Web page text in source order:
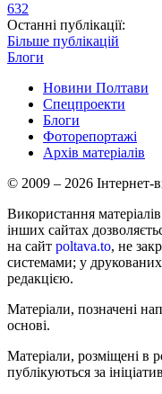
632
Останні публікації:
Більше публікацій
Блоги
Новини Полтави
Спецпроекти
Блоги
Фоторепортажі
Архів матеріалів
© 2009 – 2026
Використання
інших сайтах
на сайт poltava.to, не
системами; у
редакцією.
Матеріали, позначені
основі.
Матеріали, розміщені в
публікуються за